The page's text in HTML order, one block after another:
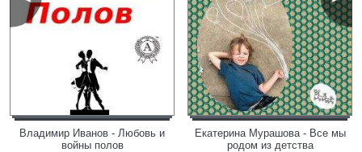
Владимир Иванов - Любовь и
войны полов
Екатерина Мурашова - Все мы
родом из детства